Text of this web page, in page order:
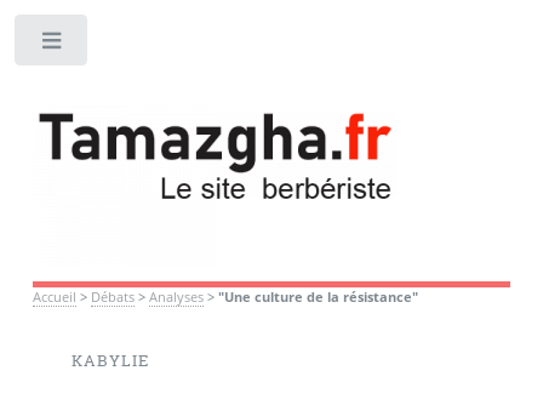
Accueil > Débats> Analyses> "Une culture de la résistance"
KABYLIE